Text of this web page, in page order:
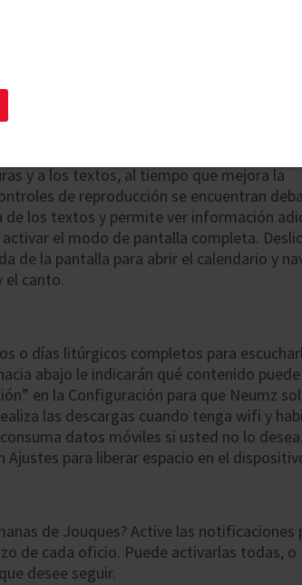
hogar. Esperamos que disfrute del nuevo
y a los textos, al tiempo que mejora la
de reproducción se encuentran
los textos y permite ver información
el modo de pantalla completa.
de la pantalla para abrir el calendario y
el canto.
o días litúrgicos completos para
abajo le indicarán qué contenido puede
en la Configuración para que Neumz
las descargas cuando tenga wifi y
datos móviles si usted no lo desea.
para liberar espacio en el
de Jouques? Active las notificaciones
de cada oficio. Puede activarlas todas, o
desee seguir.